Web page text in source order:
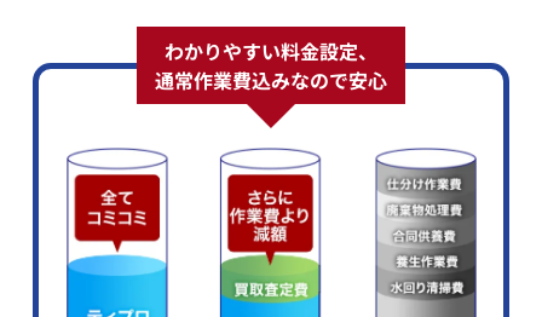
わかりやすい料金設定、
通常作業費込みなので安心